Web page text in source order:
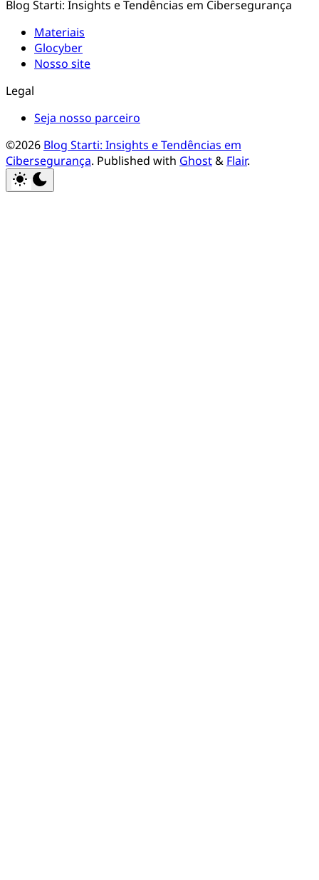
Blog Starti: Insights e Tendências em Cibersegurança
Materiais
Glocyber
Nosso site
Legal
Seja nosso parceiro
©2026 Blog Starti: Insights e Tendências em
Cibersegurança. Published with Ghost& Flair.